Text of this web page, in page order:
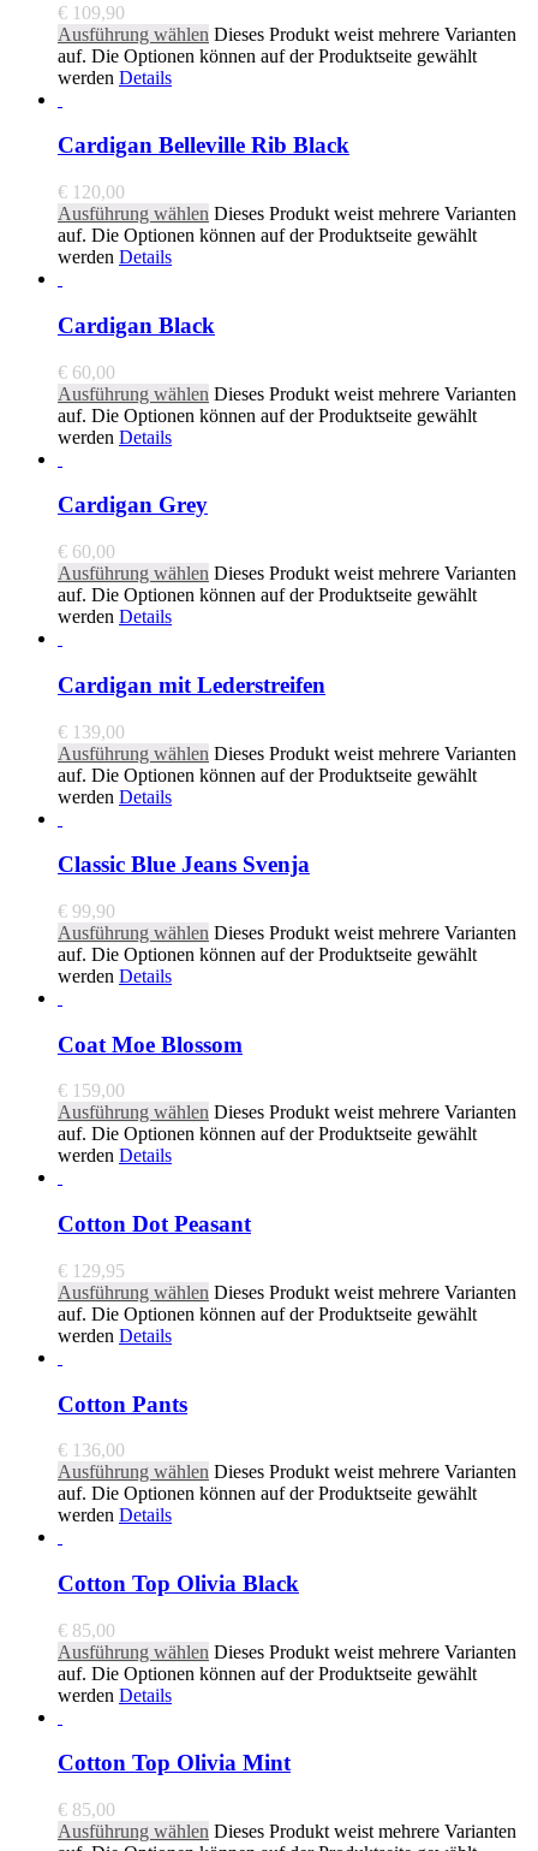
€ 109,90
Ausführung wählen Dieses Produkt weist mehrere Varianten
auf. Die Optionen können auf der Produktseite gewählt
werden Details
Cardigan Belleville Rib Black
€ 120,00
Ausführung wählen Dieses Produkt weist mehrere Varianten
auf. Die Optionen können auf der Produktseite gewählt
werden Details
Cardigan Black
€ 60,00
Ausführung wählen Dieses Produkt weist mehrere Varianten
auf. Die Optionen können auf der Produktseite gewählt
werden Details
Cardigan Grey
€ 60,00
Ausführung wählen Dieses Produkt weist mehrere Varianten
auf. Die Optionen können auf der Produktseite gewählt
werden Details
Cardigan mit Lederstreifen
€ 139,00
Ausführung wählen Dieses Produkt weist mehrere Varianten
auf. Die Optionen können auf der Produktseite gewählt
werden Details
Classic Blue Jeans Svenja
€ 99,90
Ausführung wählen Dieses Produkt weist mehrere Varianten
auf. Die Optionen können auf der Produktseite gewählt
werden Details
Coat Moe Blossom
€ 159,00
Ausführung wählen Dieses Produkt weist mehrere Varianten
auf. Die Optionen können auf der Produktseite gewählt
werden Details
Cotton Dot Peasant
€ 129,95
Ausführung wählen Dieses Produkt weist mehrere Varianten
auf. Die Optionen können auf der Produktseite gewählt
werden Details
Cotton Pants
€ 136,00
Ausführung wählen Dieses Produkt weist mehrere Varianten
auf. Die Optionen können auf der Produktseite gewählt
werden Details
Cotton Top Olivia Black
€ 85,00
Ausführung wählen Dieses Produkt weist mehrere Varianten
auf. Die Optionen können auf der Produktseite gewählt
werden Details
Cotton Top Olivia Mint
€ 85,00
Ausführung wählen Dieses Produkt weist mehrere Varianten